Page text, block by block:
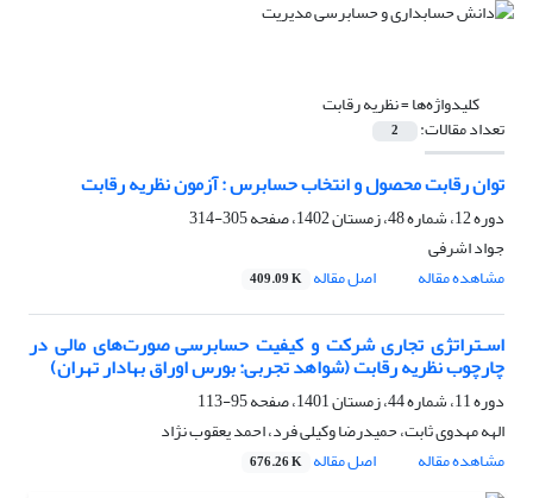
کلیدواژه‌ها =نظریه رقابت
تعداد مقالات: 2
توان رقابت محصول و انتخاب حسابرس : آزمون نظریه رقابت
دوره 12، شماره 48، زمستان 1402، صفحه
305-314
جواد اشرفی
مشاهده مقاله
اصل مقاله 409.09 K
اسـتراتژی‌ تجاری شرکت و کیفیت حسابرسی صورت‌های مالی در
چارچوب نظریه رقابت (شواهد تجربی: بورس اوراق بهادار تهران)
دوره 11، شماره 44، زمستان 1401، صفحه
95-113
الهه مهدوی ثابت، حمیدرضا وکیلی فرد، احمد یعقوب نژاد
مشاهده مقاله
اصل مقاله 676.26 K